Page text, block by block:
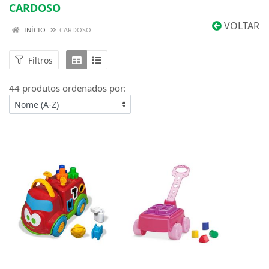
CARDOSO
VOLTAR
INÍCIO CARDOSO
Filtros
44 produtos ordenados por: